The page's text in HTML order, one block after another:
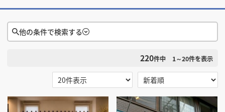
店舗設計施工.comとは
掲載希望のデザイン設計・施工会社様へ
他の条件で検索する
検索条件をクリア
220件中 1～20件を表示